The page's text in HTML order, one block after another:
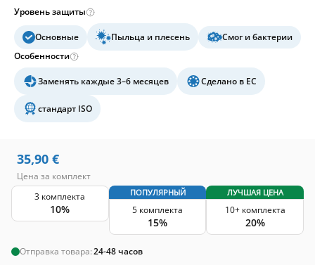
Уровень защиты
Основные Пыльца и плесень
Смог и бактерии
Особенности
Заменять каждые 3–6 месяцев Сделано в ЕС
стандарт ISO
35,90 €
Цена за комплект
3 комплекта
10%
ПОПУЛЯРНЫЙ
5 комплекта
15%
ЛУЧШАЯ ЦЕНА
10+ комплекта
20%
Отправка товара:24-48 часов